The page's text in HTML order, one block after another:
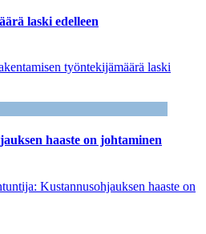
laski edelleen
työntekijämäärä laski
haaste on johtaminen
Kustannusohjauksen haaste on